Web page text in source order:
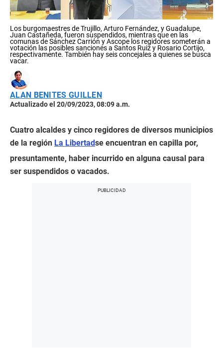
Los burgomaestres de Trujillo, Arturo Fernández, y Guadalupe,
Juan Castañeda, fueron suspendidos, mientras que en las
comunas de Sánchez Carrión y Ascope los regidores someterán a
votación las posibles sanciones a Santos Ruiz y Rosario Cortijo,
respectivamente. También hay seis concejales a quienes se busca
vacar.
ALAN BENITES GUILLEN
Actualizado el 20/09/2023, 08:09 a.m.
Cuatro alcaldes y cinco regidores de diversos municipios
de la región La Libertadse encuentran en capilla por,
presuntamente, haber incurrido en alguna causal para
ser suspendidos o vacados.